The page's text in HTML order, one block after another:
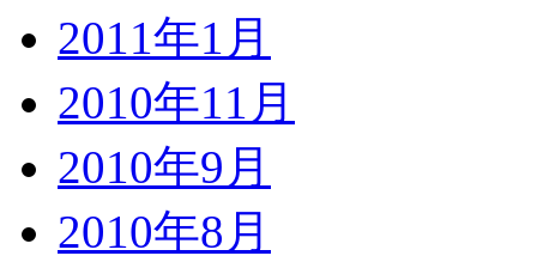
2011年1月
2010年11月
2010年9月
2010年8月